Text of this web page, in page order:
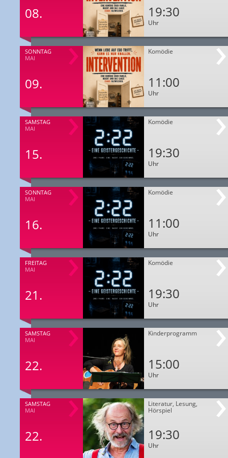
08. 19:30
Uhr
SONNTAG
MAI
09.
Komödie
11:00
Uhr
SAMSTAG
MAI
15.
Komödie
19:30
Uhr
SONNTAG
MAI
16.
Komödie
11:00
Uhr
FREITAG
MAI
21.
Komödie
19:30
Uhr
SAMSTAG
MAI
22.
Kinderprogramm
15:00
Uhr
SAMSTAG
MAI
22.
Literatur, Lesung,
Hörspiel
19:30
Uhr